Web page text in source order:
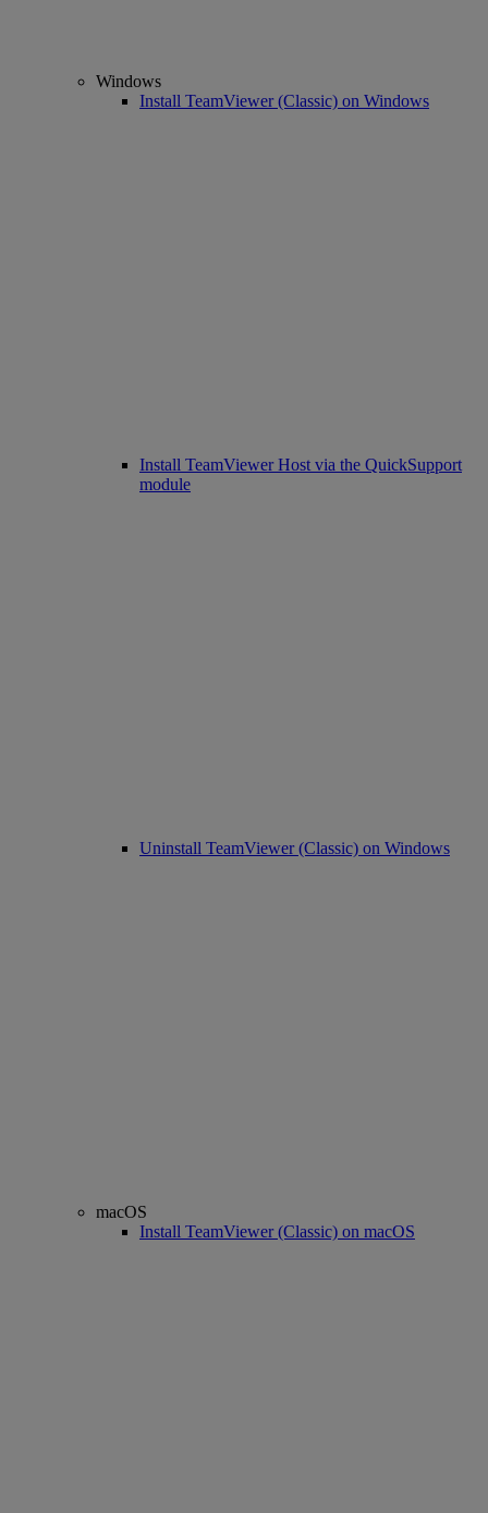
Windows
Install TeamViewer (Classic) on Windows
Install TeamViewer Host via the QuickSupport
module
Uninstall TeamViewer (Classic) on Windows
macOS
Install TeamViewer (Classic) on macOS